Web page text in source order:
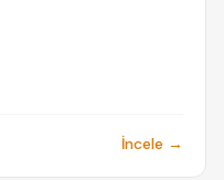
İncele →